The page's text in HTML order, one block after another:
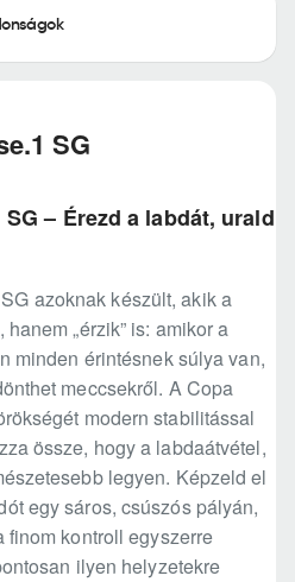
SG
– Érezd a labdát, urald
azoknak készült, akik a
„érzik” is: amikor a
minden érintésnek súlya van,
meccsekről. A Copa
modern stabilitással
össze, hogy a labdaátvétel,
legyen. Képzeld el
egy sáros, csúszós pályán,
kontroll egyszerre
ilyen helyzetekre